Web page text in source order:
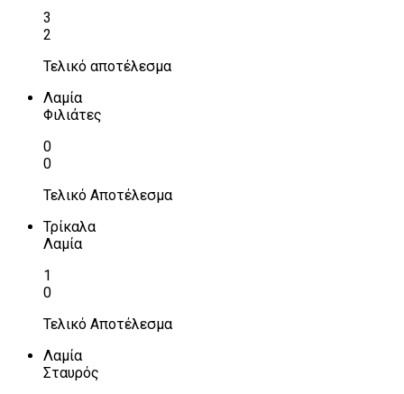
3
2
Τελικό αποτέλεσμα
Λαμία
Φιλιάτες
0
0
Τελικό Αποτέλεσμα
Τρίκαλα
Λαμία
1
0
Τελικό Αποτέλεσμα
Λαμία
Σταυρός